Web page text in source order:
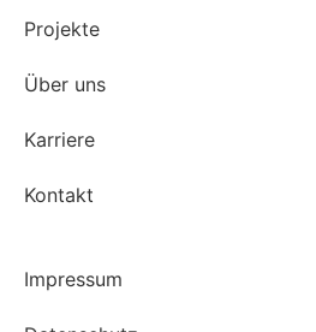
Projekte
Über uns
Karriere
Kontakt
Impressum